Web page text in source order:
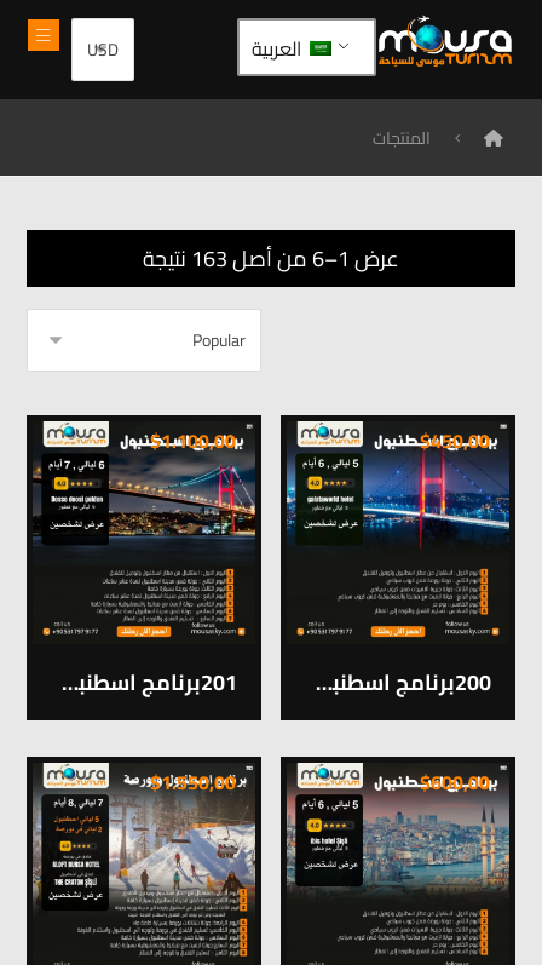
العربية
المنتجات
عرض 1–6 من أصل 163 نتيجة
200برنامج اسطنبول 5 ليالي و 6 ايام
$450,00
201برنامج اسطنبول 6 ليالي و 7 ايام
$1.100,00
$600,00
$1.550,00